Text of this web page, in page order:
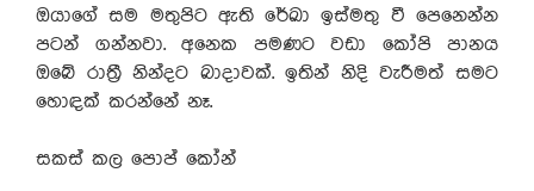
ඔයාගේ සම මතුපිට ඇති රේඛා ඉස්මතු වී පෙනෙන්න
පටන් ගන්නවා. අනෙක පමණට වඩා කෝපි පානය
ඔබේ රාත්‍රී නින්දට බාදාවක්. ඉතින් නිදි වැරීමත් සමට
හොඳක් කරන්නේ නෑ.
සකස් කල පොප් කෝන්